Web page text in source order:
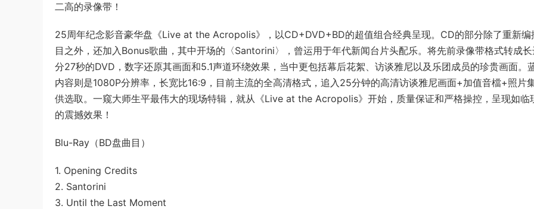
二高的录像带！
25周年纪念影音豪华盘《Live at the Acropolis》，以CD+DVD+BD的超值组合经典呈现。CD的部分除了重新编
目之外，还加入Bonus歌曲，其中开场的〈Santorini〉，曾运用于年代新闻台片头配乐。将先前录像带格式转成长
分27秒的DVD，数字还原其画面和5.1声道环绕效果，当中更包括幕后花絮、访谈雅尼以及乐团成员的珍贵画面。
内容则是1080P分辨率，长宽比16:9，目前主流的全高清格式，追入25分钟的高清访谈雅尼画面+加值音檔+照片
供选取。一窥大师生平最伟大的现场特辑，就从《Live at the Acropolis》开始，质量保证和严格操控，呈现如临
的震撼效果！
Blu-Ray（BD盘曲目）
1. Opening Credits
2. Santorini
3. Until the Last Moment